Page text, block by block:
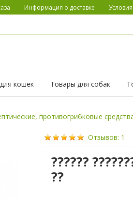
Информация о доставке
кошек Товары для собак
противогрибковые
Отзывов: 1
??????
??